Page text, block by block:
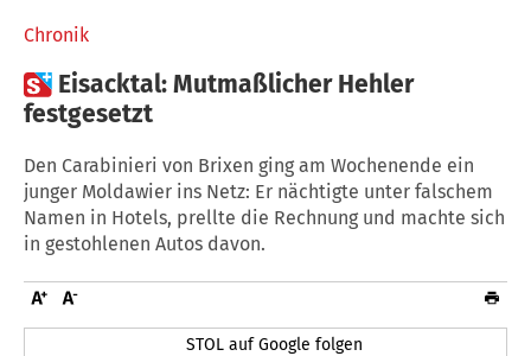
Chronik
 Eisacktal: Mutmaßlicher Hehler
festgesetzt
Den Carabinieri von Brixen ging am Wochenende ein
junger Moldawier ins Netz: Er nächtigte unter falschem
Namen in Hotels, prellte die Rechnung und machte sich
in gestohlenen Autos davon.
STOL auf Google folgen